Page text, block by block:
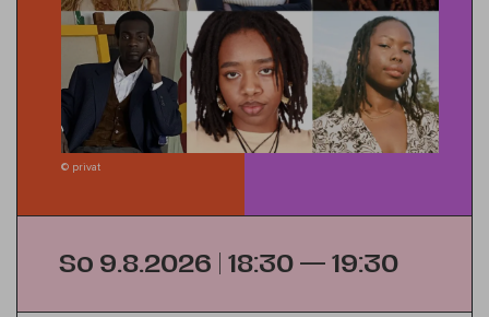
© privat
So 9.8.2026 | 18:30 — 19:30